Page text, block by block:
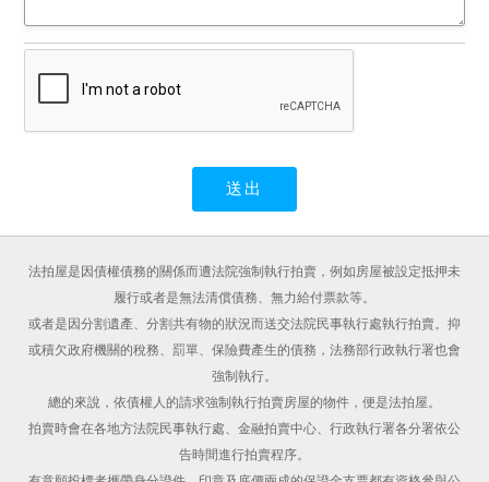
法拍屋是因債權債務的關係而遭法院強制執行拍賣，例如房屋被設定抵押未
履行或者是無法清償債務、無力給付票款等。
或者是因分割遺產、分割共有物的狀況而送交法院民事執行處執行拍賣。抑
或積欠政府機關的稅務、罰單、保險費產生的債務，法務部行政執行署也會
強制執行。
總的來說，依債權人的請求強制執行拍賣房屋的物件，便是法拍屋。
拍賣時會在各地方法院民事執行處、金融拍賣中心、行政執行署各分署依公
告時間進行拍賣程序。